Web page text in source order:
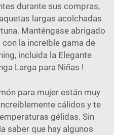
durante sus compras,
largas acolchadas
Manténgase abrigado
la increíble gama de
incluida la Elegante
Larga para Niñas !
para mujer están muy
cálidos y te
gélidas. Sin
saber que hay algunos